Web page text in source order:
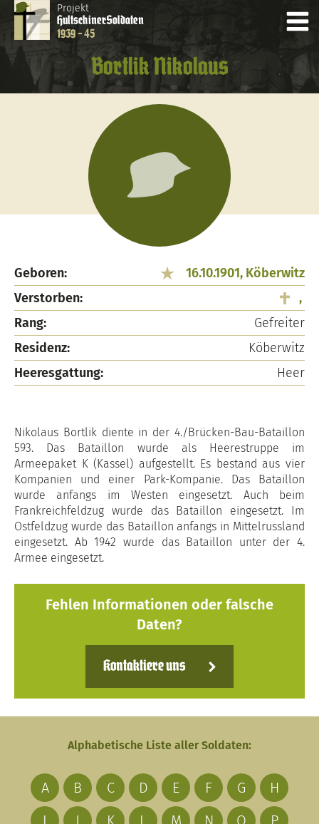
Projekt
HultschinerSoldaten
1939 - 45
Bortlik Nikolaus
Geboren:
16.10.1901, Köberwitz
Verstorben:
,
Rang:
Gefreiter
Residenz:
Köberwitz
Heeresgattung:
Heer
Nikolaus Bortlik diente in der 4./Brücken-Bau-Bataillon
593. Das Bataillon wurde als Heerestruppe im
Armeepaket K (Kassel) aufgestellt. Es bestand aus vier
Kompanien und einer Park-Kompanie. Das Bataillon
wurde anfangs im Westen eingesetzt. Auch beim
Frankreichfeldzug wurde das Bataillon eingesetzt. Im
Ostfeldzug wurde das Bataillon anfangs in Mittelrussland
eingesetzt. Ab 1942 wurde das Bataillon unter der 4.
Armee eingesetzt.
Fehlen Informationen oder falsche
Daten?
Kontaktiere uns
Alphabetische Liste aller Soldaten:
A B C D E F G
H
I
J K L M N O
P